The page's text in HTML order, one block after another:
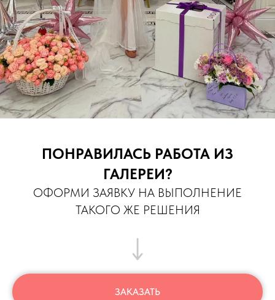
ПОНРАВИЛАСЬ РАБОТА ИЗ
ГАЛЕРЕИ?
ОФОРМИ ЗАЯВКУ НА ВЫПОЛНЕНИЕ
ТАКОГО ЖЕ РЕШЕНИЯ
ЗАКАЗАТЬ